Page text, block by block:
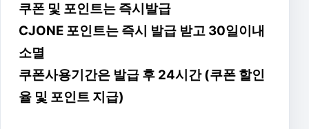
쿠폰 및 포인트는 즉시발급
CJONE 포인트는 즉시 발급 받고 30일이내
소멸
쿠폰사용기간은 발급 후 24시간 (쿠폰 할인
율 및 포인트 지급)